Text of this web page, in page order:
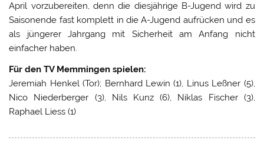
April vorzubereiten, denn die diesjährige B-Jugend wird zu
Saisonende fast komplett in die A-Jugend aufrücken und es
als jüngerer Jahrgang mit Sicherheit am Anfang nicht
einfacher haben.
Für den TV Memmingen spielen:
Jeremiah Henkel (Tor); Bernhard Lewin (1), Linus Leßner (5),
Nico Niederberger (3), Nils Kunz (6), Niklas Fischer (3),
Raphael Liess (1)